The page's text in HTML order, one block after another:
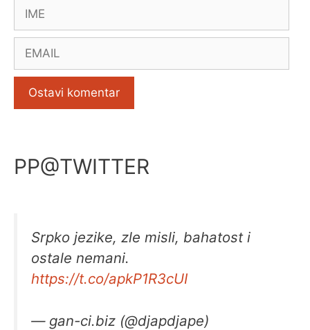
PP@TWITTER
Srpko jezike, zle misli, bahatost i
ostale nemani.
https://t.co/apkP1R3cUI
— gan-ci.biz (@djapdjape)